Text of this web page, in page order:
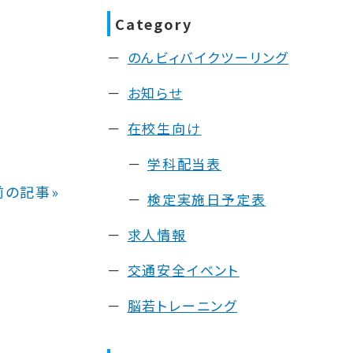
の記事»
Category
のんビィバイクツーリング
お知らせ
在校生向け
学科配当表
検定実施日予定表
求人情報
交通安全イベント
脳若トレーニング